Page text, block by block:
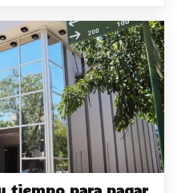
tiempo para pagar